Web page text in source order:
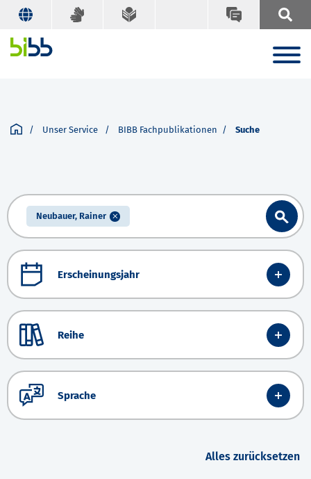
Unser Service BIBB Fachpublikationen Suche
Neubauer, Rainer
Erscheinungsjahr
Reihe
Sprache
Alles zurücksetzen